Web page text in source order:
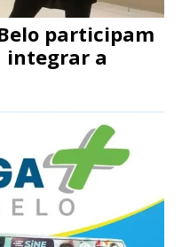
participam
integrar a